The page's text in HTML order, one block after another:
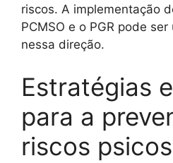
riscos. A implementação
PCMSO e o PGR pode
nessa direção.
Estratégias
para a
riscos